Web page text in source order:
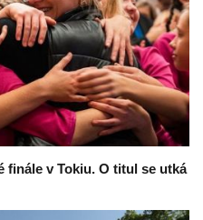
finále v Tokiu. O titul se utká